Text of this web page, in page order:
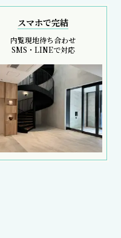
スマホで完結
内覧現地待ち合わせ
SMS・LINEで対応